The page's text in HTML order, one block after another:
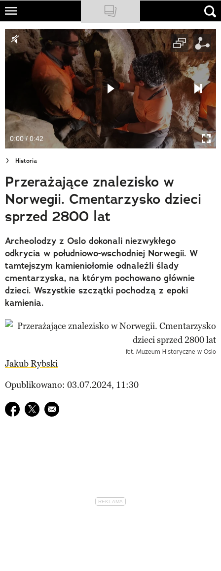
Skip
main
content
NATIONAL GEOGRAPHIC
TRAVELER
PODCASTY
Newsletter
Cuda Polski
Wielki Konkurs Fotograficzny
Trendbook Podróżniczy
Polecane
0:00 / 0:42
Historia
Przerażające znalezisko w
Norwegii. Cmentarzysko dzieci
sprzed 2800 lat
Archeolodzy z Oslo dokonali niezwykłego
odkrycia w południowo-wschodniej Norwegii. W
tamtejszym kamieniołomie odnaleźli ślady
cmentarzyska, na którym pochowano głównie
dzieci. Wszystkie szczątki pochodzą z epoki
kamienia.
fot. Muzeum Historyczne w Oslo
Jakub Rybski
Opublikowano: 03.07.2024, 11:30
Udostępnij na facebook
Udostępnij na twitter
E-mail do przyjaciela